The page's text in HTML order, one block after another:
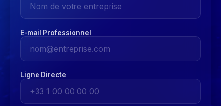
E-mail Professionnel
Ligne Directe